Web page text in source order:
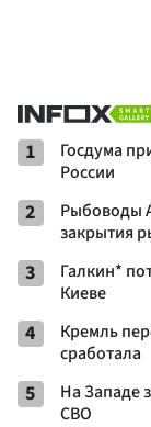
1
Госдума
России
2
Рыбоводы
закрытия
3
Галкин*
Киеве
4
Кремль
сработала
5
На Западе
СВО